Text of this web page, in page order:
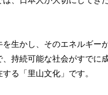
生かし、そのエネルギー
持続可能な社会がすでに
る「里山文化」です。